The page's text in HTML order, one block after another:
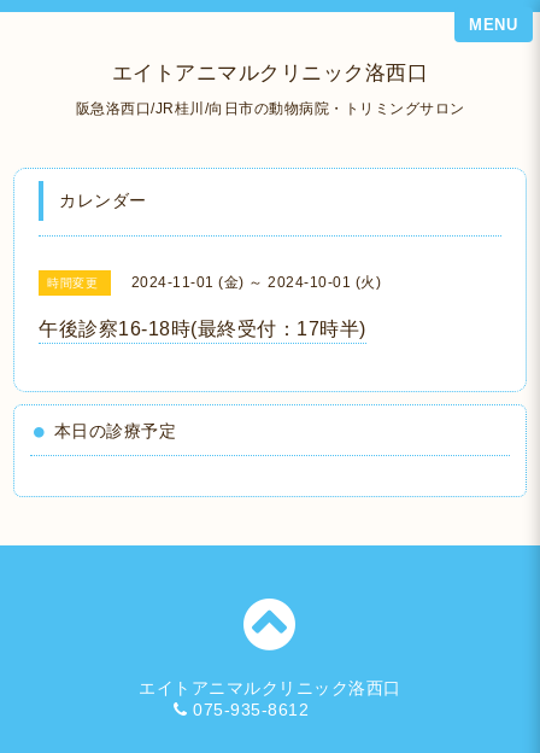
エイトアニマルクリニック洛西口
阪急洛西口/JR桂川/向日市の動物病院・トリミングサロン
MENU
カレンダー
時間変更 2024-11-01 (金) ～ 2024-10-01 (火)
午後診察16-18時(最終受付：17時半)
本日の診療予定
エイトアニマルクリニック洛西口
075-935-8612